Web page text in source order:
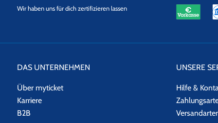
Datensicherheit
Wir haben uns für dich zertifizieren lassen
DAS UNTERNEHMEN
Über myticket
Karriere
B2B
UNSERE
Hilfe &